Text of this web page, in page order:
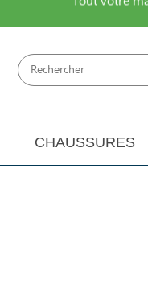
Tout votre
CHAUSSURES